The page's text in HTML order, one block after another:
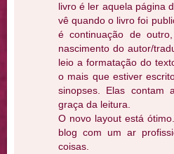
livro é ler aquela página
vê quando o livro foi
é continuação de
nascimento do autor/
leio a formatação do
o mais que estiver
sinopses. Elas contam
graça da leitura.
O novo layout está
blog com um ar
coisas.